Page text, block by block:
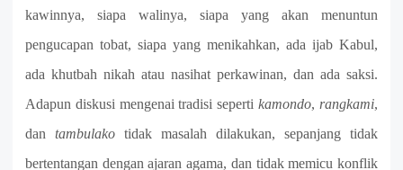
kawinnya, siapa walinya, siapa yang akan menuntun
pengucapan tobat, siapa yang menikahkan, ada ijab Kabul,
ada khutbah nikah atau nasihat perkawinan, dan ada saksi.
Adapun diskusi mengenai tradisi sepertikamondo, rangkami,
dan tambulako tidak masalah dilakukan, sepanjang tidak
bertentangan dengan ajaran agama, dan tidak memicu konflik